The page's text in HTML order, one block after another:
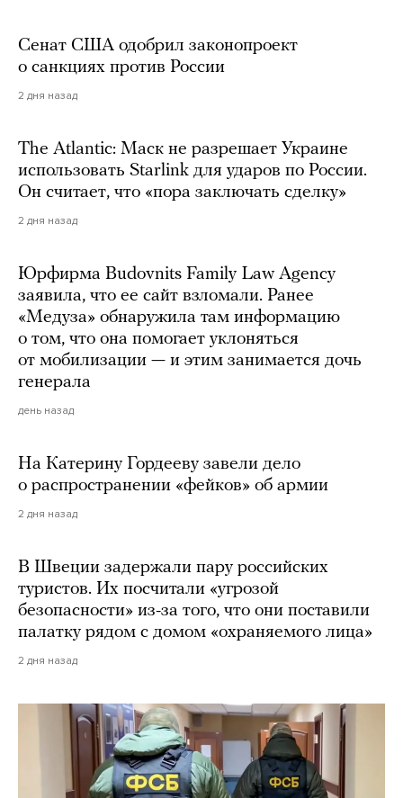
Сенат США одобрил законопроект
о санкциях против России
2 дня назад
The Atlantic: Маск не разрешает Украине
использовать Starlink для ударов по России.
Он считает, что «пора заключать сделку»
2 дня назад
Юрфирма Budovnits Family Law Agency
заявила, что ее сайт взломали. Ранее
«Медуза» обнаружила там информацию
о том, что она помогает уклоняться
от мобилизации — и этим занимается дочь
генерала
день назад
На Катерину Гордееву завели дело
о распространении «фейков» об армии
2 дня назад
В Швеции задержали пару российских
туристов. Их посчитали «угрозой
безопасности» из-за того, что они поставили
палатку рядом с домом «охраняемого лица»
2 дня назад